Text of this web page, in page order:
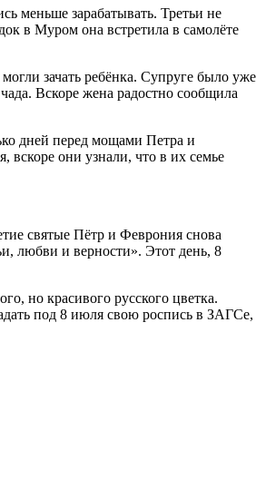
меньше зарабатывать. Третьи не
в Муром она встретила в самолёте
зачать ребёнка. Супруге было уже
Вскоре жена радостно сообщила
дней перед мощами Петра и
они узнали, что в их семье
святые Пётр и Феврония снова
любви и верности». Этот день, 8
но красивого русского цветка.
под 8 июля свою роспись в ЗАГСе,